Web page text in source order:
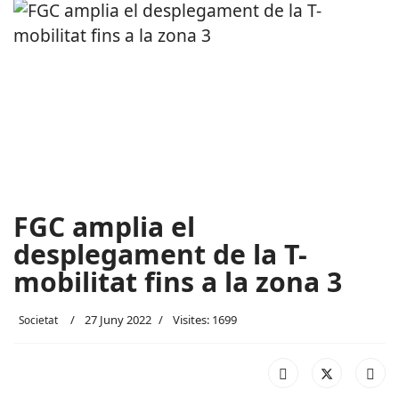
FGC amplia el
desplegament de la T-
mobilitat fins a la zona 3
Societat 27 Juny 2022 Visites: 1699